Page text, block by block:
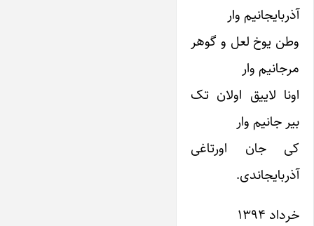
آذربایجانیم وار
وطن یوخ لعل و گوهر
مرجانیم وار
اونا لاییق اولان تک
بیر جانیم وار
کی جان اورتاغی
آذربایجاندی.
خرداد ۱۳۹۴